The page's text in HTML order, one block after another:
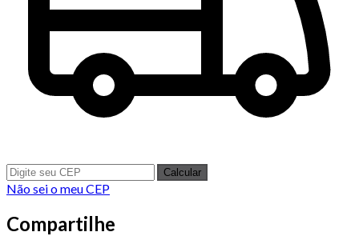
Calcular
Não sei o meu CEP
Compartilhe